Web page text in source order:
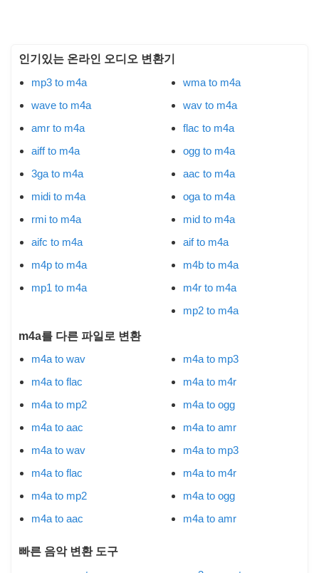
인기있는 온라인 오디오 변환기
mp3 to m4a
wave to m4a
amr to m4a
aiff to m4a
3ga to m4a
midi to m4a
rmi to m4a
aifc to m4a
m4p to m4a
mp1 to m4a
wma to m4a
wav to m4a
flac to m4a
ogg to m4a
aac to m4a
oga to m4a
mid to m4a
aif to m4a
m4b to m4a
m4r to m4a
mp2 to m4a
m4a를 다른 파일로 변환
m4a to wav
m4a to flac
m4a to mp2
m4a to aac
m4a to wav
m4a to flac
m4a to mp2
m4a to aac
m4a to mp3
m4a to m4r
m4a to ogg
m4a to amr
m4a to mp3
m4a to m4r
m4a to ogg
m4a to amr
빠른 음악 변환 도구